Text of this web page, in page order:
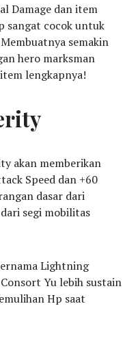
Damage dan item
sangat cocok untuk
semakin
hero marksman
lengkapnya!
akan memberikan
Speed dan +60
dasar dari
segi mobilitas
Lightning
Yu lebih sustain
Hp saat